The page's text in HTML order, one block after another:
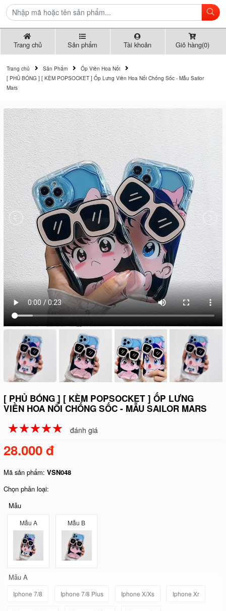
Trang chủ Sản phẩm Tài khoản Giỏ hàng(0)
Trang chủ Sản Phẩm
Ốp Viền Hoa Nổi
[ PHỦ BÓNG ] [ KÈM POPSOCKET ] Ốp Lưng Viền Hoa Nổi Chống Sốc - Mẫu Sailor
Mars
[ PHỦ BÓNG ] [ KÈM POPSOCKET ] ỐP LƯNG
VIỀN HOA NỔI CHỐNG SỐC - MẪU SAILOR MARS
☆☆☆☆☆
★★★★★ đánh giá
28.000 đ
Mã sản phẩm:VSN048
Chọn phân loại:
Mẫu
Mẫu A Mẫu B
Mẫu A
Iphone 7/8 Iphone 7/8 Plus Iphone X/Xs Iphone Xr